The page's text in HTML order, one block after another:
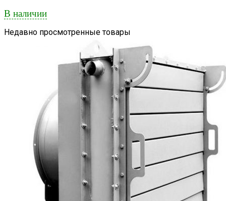
В наличии
Недавно просмотренные товары